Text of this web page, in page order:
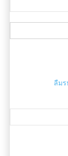
ลืม